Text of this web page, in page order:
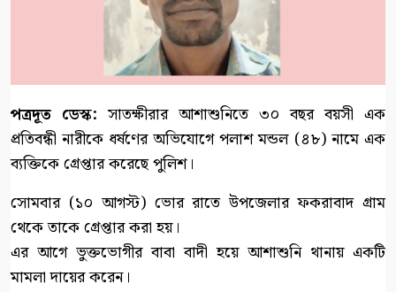
পত্রদূত ডেস্ক: সাতক্ষীরার আশাশুনিতে ৩০ বছর বয়সী এক
প্রতিবন্ধী নারীকে ধর্ষণের অভিযোগে পলাশ মন্ডল (৪৮) নামে এক
ব্যক্তিকে গ্রেপ্তার করেছে পুলিশ।
সোমবার (১০ আগস্ট) ভোর রাতে উপজেলার ফকরাবাদ গ্রাম
থেকে তাকে গ্রেপ্তার করা হয়।
এর আগে ভুক্তভোগীর বাবা বাদী হয়ে আশাশুনি থানায় একটি
মামলা দায়ের করেন।